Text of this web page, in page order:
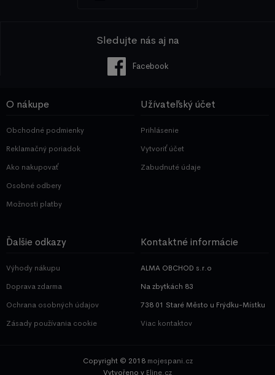
Sledujte nás aj na
Facebook
O nákupe
Obchodné podmienky
Reklamačný poriadok
Ako nakupovať
Osobné odbery
Možnosti platby
Užívateľský účet
Prihlásenie
Vytvoriť účet
Zabudnuté údaje
Ďalšie odkazy
Výhody nákupu
Doprava zdarma
Ochrana osobných údajov
Zásady používania cookie
Kontaktné informácie
ALMA OBCHOD s.r.o
Na zbytkách 83
738 01 Staré Město u Frýdku-Místku
Viac kontaktov
Copyright © 2018 mojespani.cz
Vytvořeno v Eline.cz